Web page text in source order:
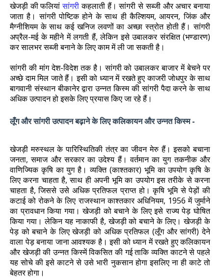
खेजड़ी की फलियांसांगरीकहलाती हैं। सांगरी से सब्जी और अचार बनाया
जाता है। सांगरी पोष्टिक होने के साथ ही कैल्शियम, आयरन, जिंक और
मैग्नीशियम के साथ कई खनिज लवणों का अच्छा स्त्रोत होती हैं। सांगरी
अप्रैल-मई के महीने में लगती हैं, लेकिन इसे उबालकर संरक्षित (भण्डारण)
कर सालभर सब्जी बनाने के लिए काम में ली जा सकती है।
सांगरी की मांग देश-विदेश तक है। सांगरी को उबालकर बाजार में बेचने पर
अच्छे दाम मिल जाते हैं। इसी को ध्यान में रखते हुए काजरी जोधपुर के साथ
बागवानी संस्थान बीकानेर द्वारा उन्नत किस्म की सांगरी पैदा करने के साथ
अधिक उत्पादन हो इसके लिए प्रयास किए जा रहे हैं।
लूँग और सांगरी उत्पादन बढ़ाने के लिए कलिकायन और उन्नत किस्म -
खेजड़ी मरुस्थल के पारिस्थितिकी तंत्र का जीवन मेरु हैं। इसको बचाना
जनता, समाज और सरकार का उदेश्य हैं। वर्तमान का युग तकनीक और
वाणिज्यिक कृषि का युग है। व्यक्ति (काश्तकार) भूमि का उपयोग कृषि के
लिए करना चाहता है, साथ ही अपनी भूमि का उपयोग इस तरीके से करना
चाहता है, जिससे उसे अधिक प्रतिफल प्राप्त हो। कृषि भूमि से पेड़ों की
कटाई को रोकने के लिए राजस्थान काश्तकार अधिनियम, 1956 में जुर्माने
का प्रावधान किया गया। खेजड़ी को बचाने के लिए इसे राज्य पेड़ घोषित
किया गया। लेकिन यह नाकाफी है, खेजड़ी को बचाने के लिए। खेजड़ी के
पेड़ को बचाने के लिए खेजड़ी को अधिक प्रतिफल (लूँग और सांगरी) देने
वाला पेड़ बनाया जाना आवश्यक है। इसी को ध्यान में रखते हुए कलिकायन
और खेजड़ी की उन्नत किस्में विकसित की गई ताकि व्यक्ति काटने से पहले
यह सोचे की इसे काटने से उसे भारी नुकसान होगा इसलिए ना ही काटे तो
बेहतर होगा।